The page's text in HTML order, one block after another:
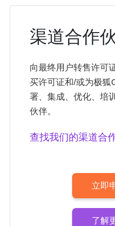
渠道合作
向最终用户转售许可
买许可证和/或为极狐
署、集成、优化、培
伙伴。
查找我们的渠道合
立即
了解